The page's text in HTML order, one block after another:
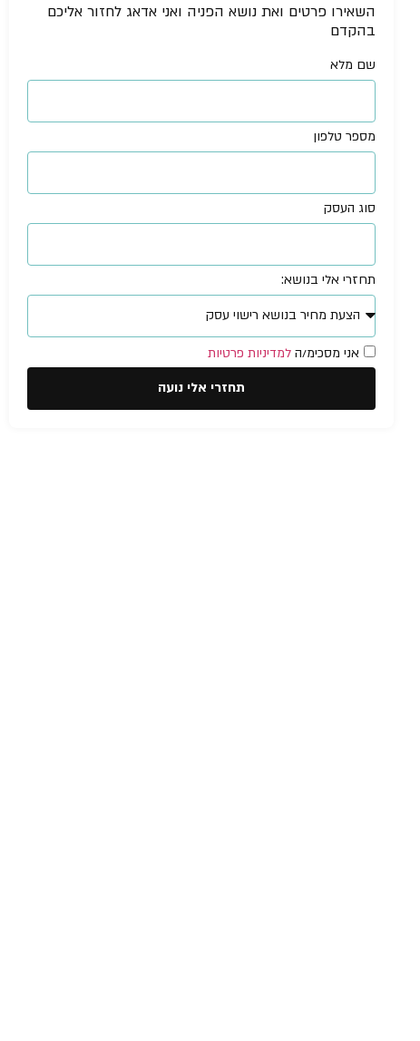
השאירו פרטים ואת נושא הפניה ואני אדאג לחזור אליכם
בהקדם
שם מלא
מספר טלפון
סוג העסק
תחזרי אלי בנושא:
אני מסכימ/הלמדיניות פרטיות
תחזרי אלי נועה